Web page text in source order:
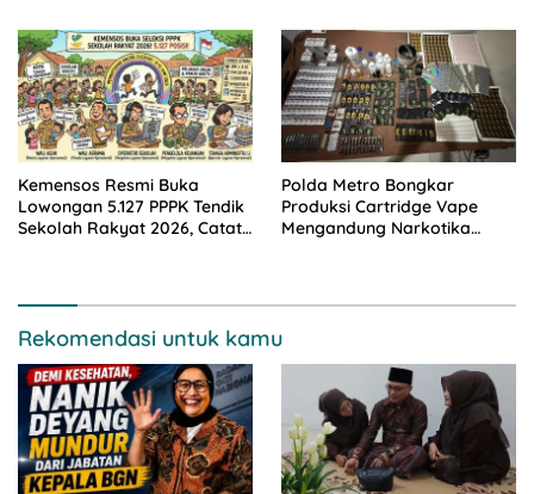
Kemensos Resmi Buka
Lowongan 5.127 PPPK Tendik
Sekolah Rakyat 2026, Catat
Polda Metro Bongkar
Produksi Cartridge Vape
Mengandung Narkotika
Rekomendasi untuk kamu